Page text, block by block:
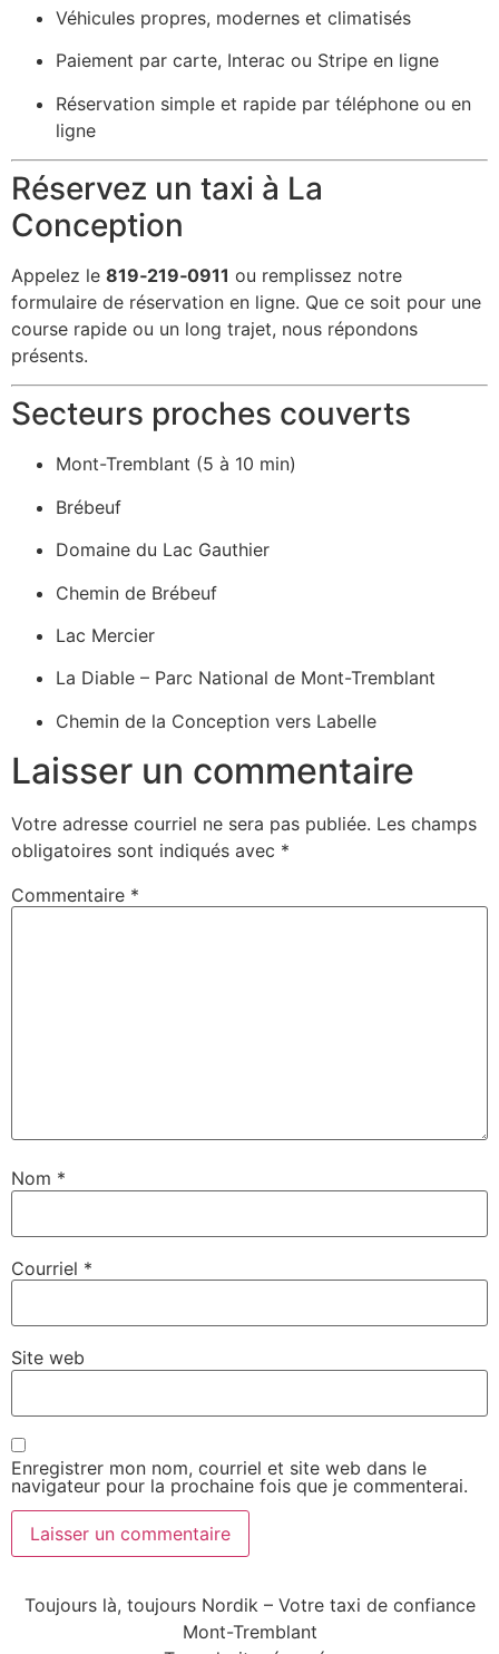
Véhicules propres, modernes et climatisés
Paiement par carte, Interac ou Stripe en ligne
Réservation simple et rapide par téléphone ou en
ligne
Réservez un taxi à La
Conception
Appelez le 819‑219‑0911 ou remplissez notre
formulaire de réservation en ligne. Que ce soit pour une
course rapide ou un long trajet, nous répondons
présents.
Secteurs proches couverts
Mont-Tremblant (5 à 10 min)
Brébeuf
Domaine du Lac Gauthier
Chemin de Brébeuf
Lac Mercier
La Diable – Parc National de Mont-Tremblant
Chemin de la Conception vers Labelle
Laisser un commentaire
Votre adresse courriel ne sera pas publiée. Les champs
obligatoires sont indiqués avec *
Commentaire *
Nom *
Courriel *
Site web
Enregistrer mon nom, courriel et site web dans le
navigateur pour la prochaine fois que je commenterai.
Toujours là, toujours Nordik – Votre taxi de confiance
Mont-Tremblant